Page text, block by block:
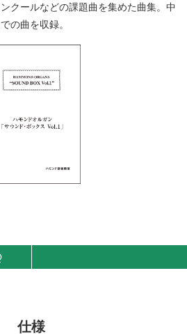
クールなどの課題曲を集めた曲集。中
の曲を収録。
仕様